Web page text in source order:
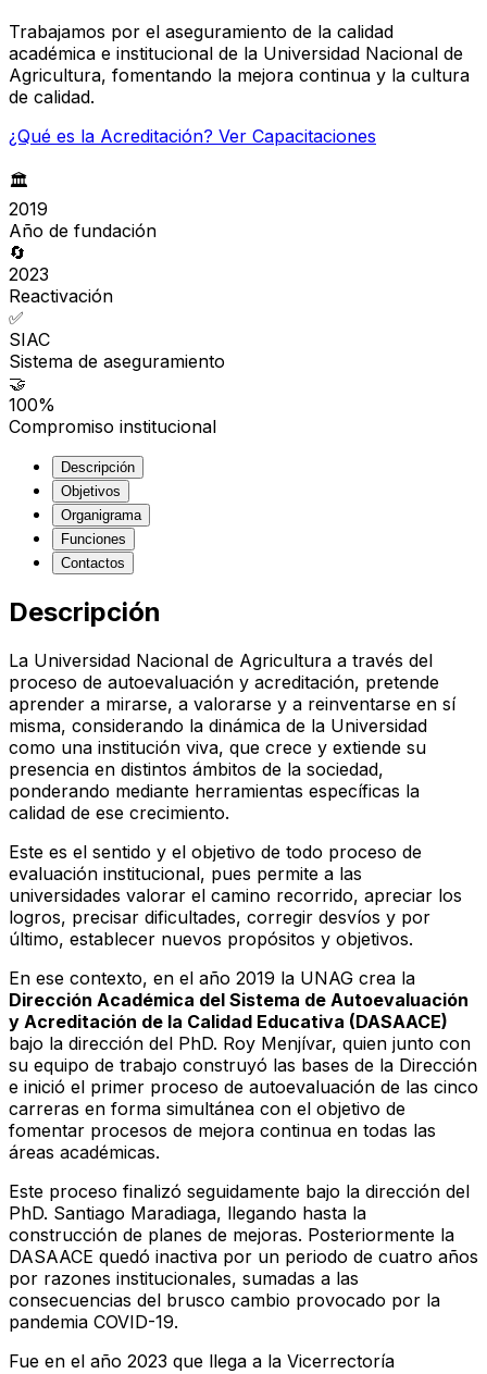
Trabajamos por el aseguramiento de la calidad
académica e institucional de la Universidad Nacional de
Agricultura, fomentando la mejora continua y la cultura
de calidad.
¿Qué es la Acreditación? Ver Capacitaciones
🏛
2019
Año de fundación
🔄
2023
Reactivación
✅
SIAC
Sistema de aseguramiento
🤝
100%
Compromiso institucional
Descripción
Objetivos
Organigrama
Funciones
Contactos
Descripción
La Universidad Nacional de Agricultura a través del
proceso de autoevaluación y acreditación, pretende
aprender a mirarse, a valorarse y a reinventarse en sí
misma, considerando la dinámica de la Universidad
como una institución viva, que crece y extiende su
presencia en distintos ámbitos de la sociedad,
ponderando mediante herramientas específicas la
calidad de ese crecimiento.
Este es el sentido y el objetivo de todo proceso de
evaluación institucional, pues permite a las
universidades valorar el camino recorrido, apreciar los
logros, precisar dificultades, corregir desvíos y por
último, establecer nuevos propósitos y objetivos.
En ese contexto, en el año 2019 la UNAG crea la
Dirección Académica del Sistema de Autoevaluación
y Acreditación de la Calidad Educativa (DASAACE)
bajo la dirección del PhD. Roy Menjívar, quien junto con
su equipo de trabajo construyó las bases de la Dirección
e inició el primer proceso de autoevaluación de las cinco
carreras en forma simultánea con el objetivo de
fomentar procesos de mejora continua en todas las
áreas académicas.
Este proceso finalizó seguidamente bajo la dirección del
PhD. Santiago Maradiaga, llegando hasta la
construcción de planes de mejoras. Posteriormente la
DASAACE quedó inactiva por un periodo de cuatro años
por razones institucionales, sumadas a las
consecuencias del brusco cambio provocado por la
pandemia COVID-19.
Fue en el año 2023 que llega a la Vicerrectoría